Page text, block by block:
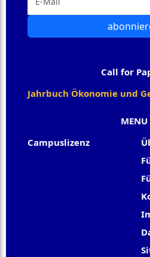
MENU
Campuslizenz
Call for
Jahrbuch Ökonomie und